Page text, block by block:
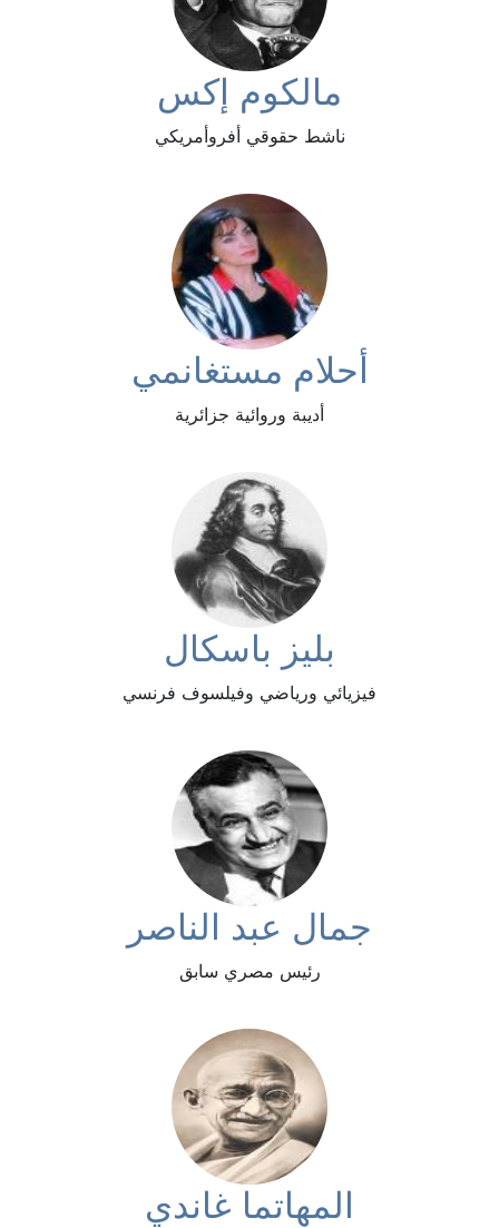
مالكوم إكس
ناشط حقوقي أفروأمريكي
أحلام مستغانمي
أديبة وروائية جزائرية
بليز باسكال
فيزيائي ورياضي وفيلسوف فرنسي
جمال عبد الناصر
رئيس مصري سابق
المهاتما غاندي